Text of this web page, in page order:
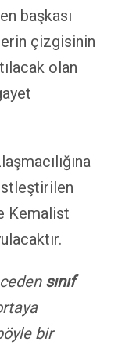
başkası
çizgisinin
olan
Kemalist
sınıf
bir